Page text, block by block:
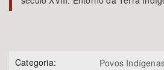
Categoria: Povos